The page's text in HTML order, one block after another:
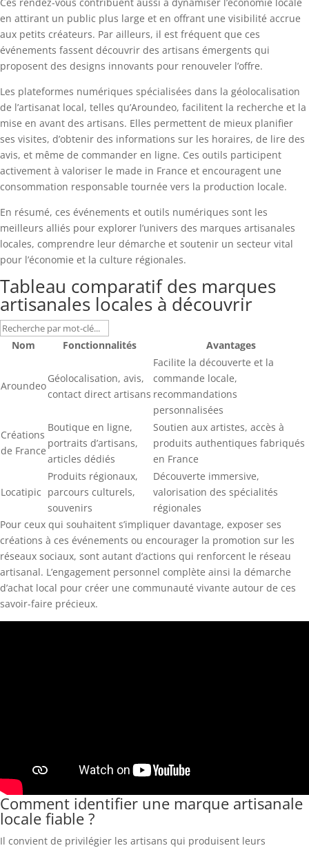
Ces rendez-vous contribuent aussi à dynamiser l’économie locale
en attirant un public plus large et en offrant une visibilité accrue
aux petits créateurs. Par ailleurs, il est fréquent que ces
événements fassent découvrir des artisans émergents qui
proposent des designs innovants pour renouveler l’offre.
Les plateformes numériques spécialisées dans la géolocalisation
de l’artisanat local, telles qu’Aroundeo, facilitent la recherche et la
mise en avant des artisans. Elles permettent de mieux planifier
ses visites, d’obtenir des informations sur les horaires, de lire des
avis, et même de commander en ligne. Ces outils participent
activement à valoriser le made in France et encouragent une
consommation responsable tournée vers la production locale.
En résumé, ces événements et outils numériques sont les
meilleurs alliés pour explorer l’univers des marques artisanales
locales, comprendre leur démarche et soutenir un secteur vital
pour l’économie et la culture régionales.
Tableau comparatif des marques
artisanales locales à découvrir
Nom Fonctionnalités Avantages
Aroundeo
Géolocalisation, avis,
contact direct artisans
Facilite la découverte et la
commande locale,
recommandations
personnalisées
Créations
de France
Boutique en ligne,
portraits d’artisans,
articles dédiés
Soutien aux artistes, accès à
produits authentiques fabriqués
en France
Locatipic
Produits régionaux,
parcours culturels,
souvenirs
Découverte immersive,
valorisation des spécialités
régionales
Pour ceux qui souhaitent s’impliquer davantage, exposer ses
créations à ces événements ou encourager la promotion sur les
réseaux sociaux, sont autant d’actions qui renforcent le réseau
artisanal. L’engagement personnel complète ainsi la démarche
d’achat local pour créer une communauté vivante autour de ces
savoir-faire précieux.
Comment identifier une marque artisanale
locale fiable ?
Il convient de privilégier les artisans qui produisent leurs